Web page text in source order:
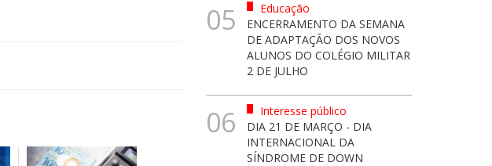
05
Educação
ENCERRAMENTO DA SEMANA
DE ADAPTAÇÃO DOS NOVOS
ALUNOS DO COLÉGIO MILITAR
2 DE JULHO
06
Interesse público
DIA 21 DE MARÇO - DIA
INTERNACIONAL DA
SÍNDROME DE DOWN